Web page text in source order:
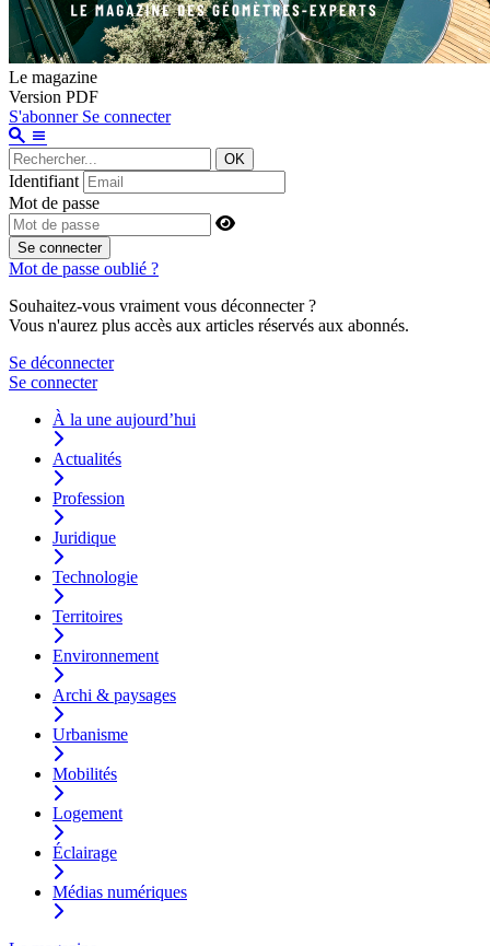
Le magazine
Version PDF
S'abonner Se connecter
OK
Identifiant
Mot de passe
Se connecter
Mot de passe oublié ?
Souhaitez-vous vraiment vous déconnecter ?
Vous n'aurez plus accès aux articles réservés aux abonnés.
Se déconnecter
Se connecter
À la une aujourd’hui
Actualités
Profession
Juridique
Technologie
Territoires
Environnement
Archi & paysages
Urbanisme
Mobilités
Logement
Éclairage
Médias numériques